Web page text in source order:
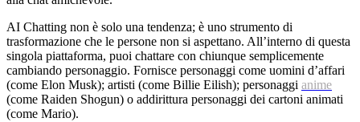
AI Chatting non è solo una tendenza; è uno strumento di
trasformazione che le persone non si aspettano. All’interno di questa
singola piattaforma, puoi chattare con chiunque semplicemente
cambiando personaggio. Fornisce personaggi come uomini d’affari
(come Elon Musk); artisti (come Billie Eilish); personaggi anime
(come Raiden Shogun) o addirittura personaggi dei cartoni animati
(come Mario).